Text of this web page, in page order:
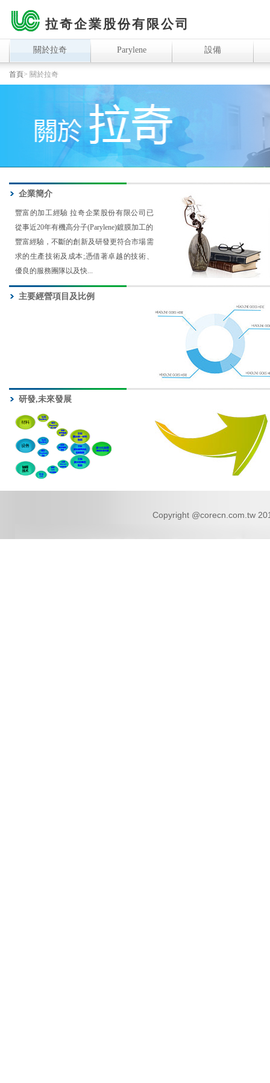
拉奇企業股份有限公司
關於拉奇 Parylene 設備
首頁> 關於拉奇
企業簡介
豐富的加工經驗 拉奇企業股份有限公司已
從事近20年有機高分子(Parylene)鍍膜加工的
豐富經驗，不斷的創新及研發更符合市場需
求的生產技術及成本;憑借著卓越的技術、
優良的服務團隊以及快...
主要經營項目及比例
研發,未來發展
Copyright @corecn.com.tw